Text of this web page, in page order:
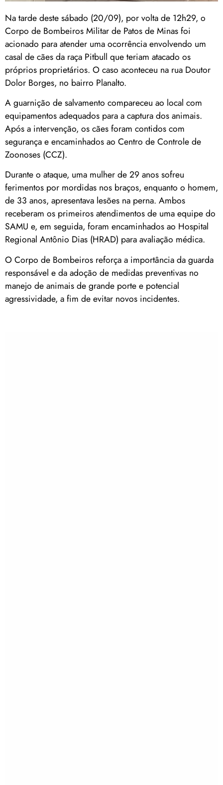
Na tarde deste sábado (20/09), por volta de 12h29, o
Corpo de Bombeiros Militar de Patos de Minas foi
acionado para atender uma ocorrência envolvendo um
casal de cães da raça Pitbull que teriam atacado os
próprios proprietários. O caso aconteceu na rua Doutor
Dolor Borges, no bairro Planalto.
A guarnição de salvamento compareceu ao local com
equipamentos adequados para a captura dos animais.
Após a intervenção, os cães foram contidos com
segurança e encaminhados ao Centro de Controle de
Zoonoses (CCZ).
Durante o ataque, uma mulher de 29 anos sofreu
ferimentos por mordidas nos braços, enquanto o homem,
de 33 anos, apresentava lesões na perna. Ambos
receberam os primeiros atendimentos de uma equipe do
SAMU e, em seguida, foram encaminhados ao Hospital
Regional Antônio Dias (HRAD) para avaliação médica.
O Corpo de Bombeiros reforça a importância da guarda
responsável e da adoção de medidas preventivas no
manejo de animais de grande porte e potencial
agressividade, a fim de evitar novos incidentes.